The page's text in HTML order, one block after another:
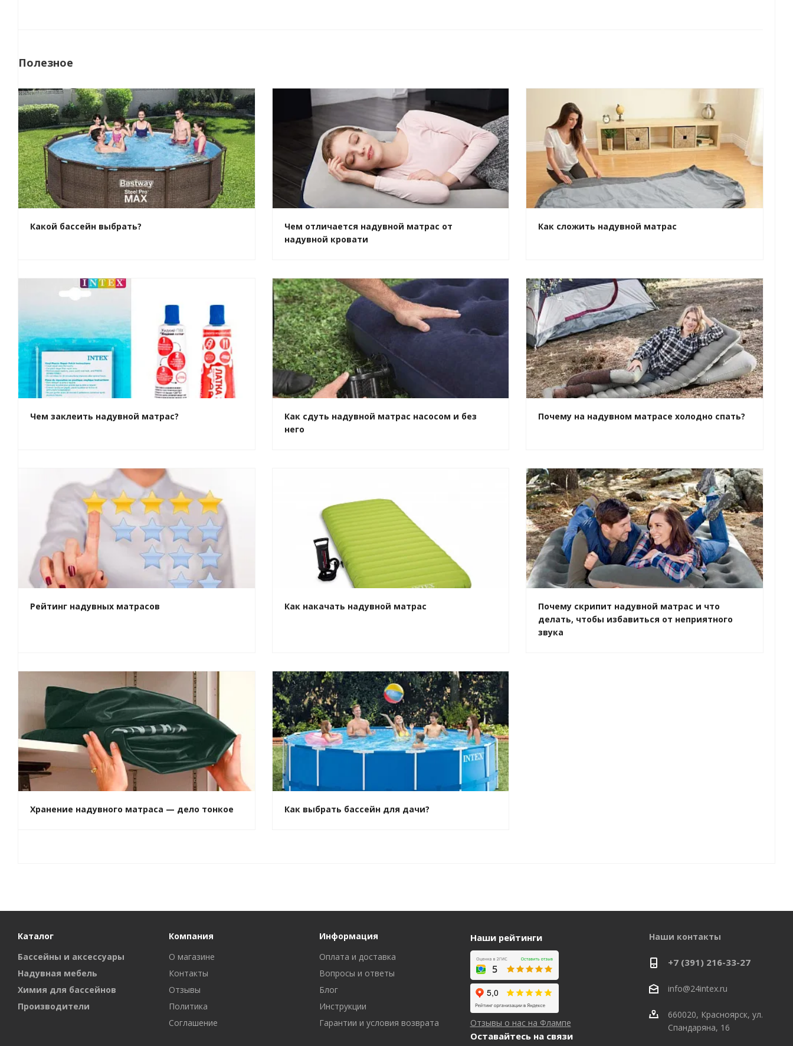
Полезное
Какой бассейн выбрать?
Чем отличается надувной матрас от
надувной кровати
Как сложить надувной матрас
Чем заклеить надувной матрас?
Как сдуть надувной матрас насосом и без
него
Почему на надувном матрасе холодно спать?
Рейтинг надувных матрасов Как накачать надувной матрас
Почему скрипит надувной матрас и что
делать, чтобы избавиться от неприятного
звука
Хранение надувного матраса — дело тонкое Как выбрать бассейн для дачи?
Каталог
Бассейны и аксессуары
Надувная мебель
Химия для бассейнов
Производители
Компания
О магазине
Контакты
Отзывы
Политика
Соглашение
Информация
Оплата и доставка
Вопросы и ответы
Блог
Инструкции
Гарантии и условия возврата
Наши рейтинги
Отзывы о нас на Флампе
Оставайтесь на связи
Наши контакты
+7 (391) 216-33-27
info@24intex.ru
660020, Красноярск, ул.
Спандаряна, 16